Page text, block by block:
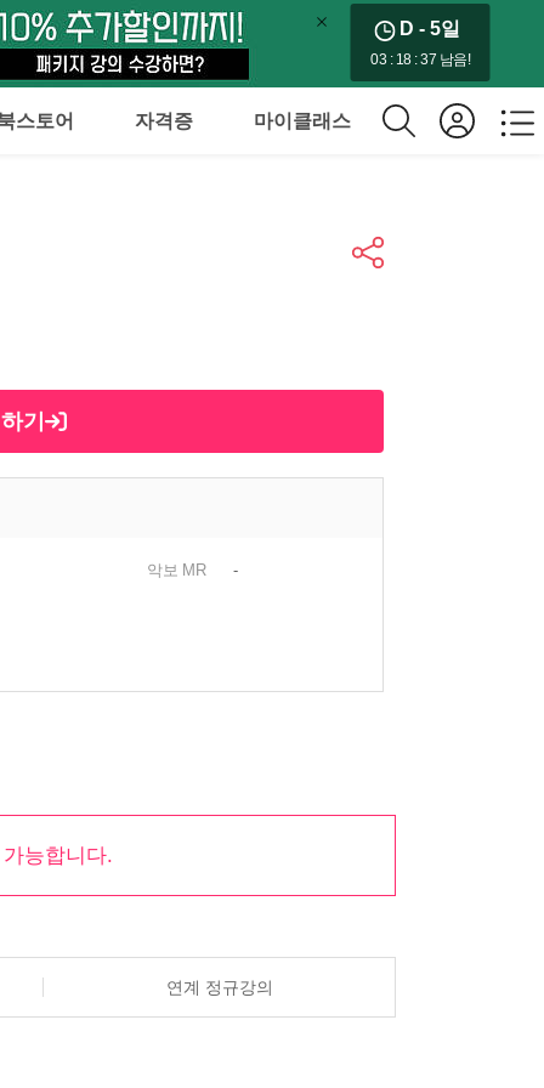
D - 5일
03 : 18 : 36 남음!
스토어 자격증 마이클래스
기
악보 MR -
능합니다.
연계 정규강의